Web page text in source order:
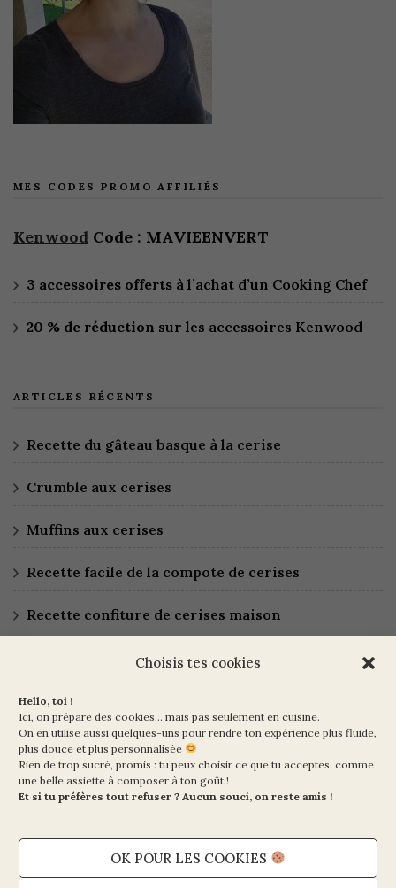
Choisis tes cookies
Hello, toi !
Ici, on prépare des cookies… mais pas seulement en cuisine.
On en utilise aussi quelques-uns pour rendre ton expérience plus fluide,
plus douce et plus personnalisée
Rien de trop sucré, promis : tu peux choisir ce que tu acceptes, comme
une belle assiette à composer à ton goût !
Et si tu préfères tout refuser ? Aucun souci, on reste amis !
OK POUR LES COOKIES
MES CODES PROMO AFFILIÉS
Kenwood Code : MAVIEENVERT
3 accessoires offerts à l’achat d’un Cooking Chef
20 % de réduction sur les accessoires Kenwood
ARTICLES RÉCENTS
Recette du gâteau basque à la cerise
Crumble aux cerises
Muffins aux cerises
Recette facile de la compote de cerises
Recette confiture de cerises maison
Ma Vie en Vert
10 rue de la Paix
Mentions légales et CGV